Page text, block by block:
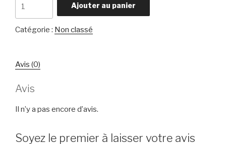
250g
Ajouter au panier
Catégorie : Non classé
Avis (0)
Avis
Il n’y a pas encore d’avis.
Soyez le premier à laisser votre avis